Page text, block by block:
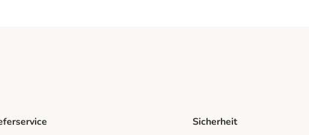
Sicherheit